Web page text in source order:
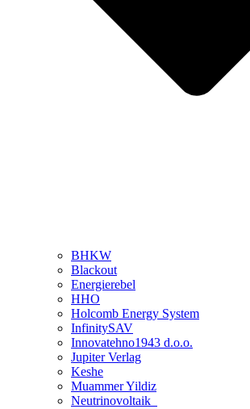
BHKW
Blackout
Energierebel
HHO
Holcomb Energy System
InfinitySAV
Innovatehno1943 d.o.o.
Jupiter Verlag
Keshe
Muammer Yildiz
Neutrinovoltaik